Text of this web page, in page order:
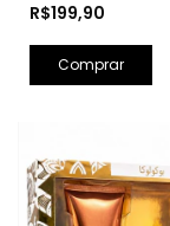
Splash Farsight
R$199,90